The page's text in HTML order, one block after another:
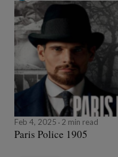
Feb 4, 2025 2 min read
Paris Police 1905